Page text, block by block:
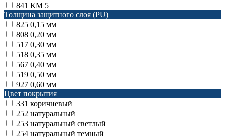
841 КМ 5
Толщина защитного слоя (PU)
825 0,15 мм
808 0,20 мм
517 0,30 мм
518 0,35 мм
567 0,40 мм
519 0,50 мм
927 0,60 мм
Цвет покрытия
331 коричневый
252 натуральный
253 натуральный светлый
254 натуральный темный